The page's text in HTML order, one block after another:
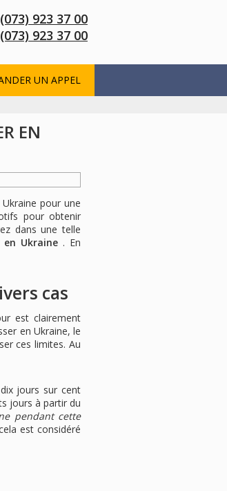
923 37 00
923 37 00
UN APPEL
EN
pour une
pour obtenir
dans une telle
Ukraine . En
cas
est clairement
en Ukraine, le
ces limites. Au
jours sur cent
jours à partir du
pendant cette
est considéré